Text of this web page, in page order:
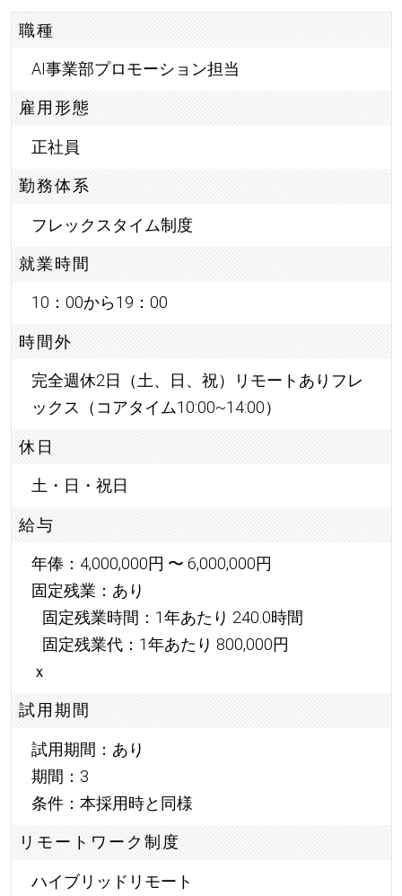
職種
AI事業部プロモーション担当
雇用形態
正社員
勤務体系
フレックスタイム制度
就業時間
10：00から19：00
時間外
完全週休2日（土、日、祝）リモートありフレ
ックス（コアタイム10:00~14:00）
休日
土・日・祝日
給与
年俸：4,000,000円 〜 6,000,000円
固定残業：あり
固定残業時間：1年あたり 240.0時間
固定残業代：1年あたり 800,000円
ｘ
試用期間
試用期間：あり
期間：3
条件：本採用時と同様
リモートワーク制度
ハイブリッドリモート